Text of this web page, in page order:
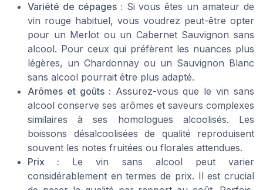
Variété de cépages : Si vous êtes un amateur de
vin rouge habituel, vous voudrez peut-être opter
pour un Merlot ou un Cabernet Sauvignon sans
alcool. Pour ceux qui préfèrent les nuances plus
légères, un Chardonnay ou un Sauvignon Blanc
sans alcool pourrait être plus adapté.
Arômes et goûts : Assurez-vous que le vin sans
alcool conserve ses arômes et saveurs complexes
similaires à ses homologues alcoolisés. Les
boissons désalcoolisées de qualité reproduisent
souvent les notes fruitées ou florales attendues.
Prix : Le vin sans alcool peut varier
considérablement en termes de prix. Il est crucial